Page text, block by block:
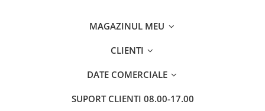
MAGAZINUL MEU
CLIENTI
DATE COMERCIALE
SUPORT CLIENTI 08.00-17.00